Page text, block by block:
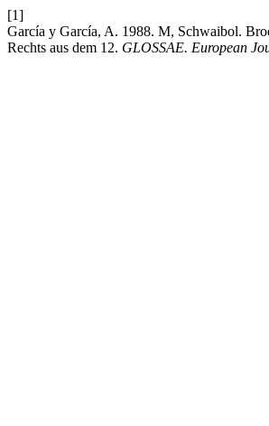
[1]
García y García, A. 1988. M, Schwaibol.
Rechts aus dem 12. GLOSSAE. European